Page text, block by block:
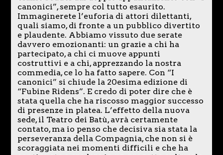
canonici”, sempre col tutto esaurito.
Immaginerete l’euforia di attori dilettanti,
quali siamo, di fronte a un pubblico divertito
e plaudente. Abbiamo vissuto due serate
davvero emozionanti: un grazie a chi ha
partecipato, a chi ci muove appunti
costruttivi e a chi, apprezzando la nostra
commedia, ce lo ha fatto sapere. Con “I
canonici” si chiude la 20esima edizione di
“Fubine Ridens”. E credo di poter dire che è
stata quella che ha riscosso maggior successo
di presenze in platea. L’effetto della nuova
sede, il Teatro dei Batù, avrà certamente
contato, ma io penso che decisiva sia stata la
perseveranza della Compagnia, che non si è
scoraggiata nei momenti difficili e che ha